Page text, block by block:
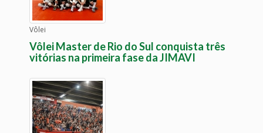
Vôlei
Vôlei Master de Rio do Sul conquista três
vitórias na primeira fase da JIMAVI